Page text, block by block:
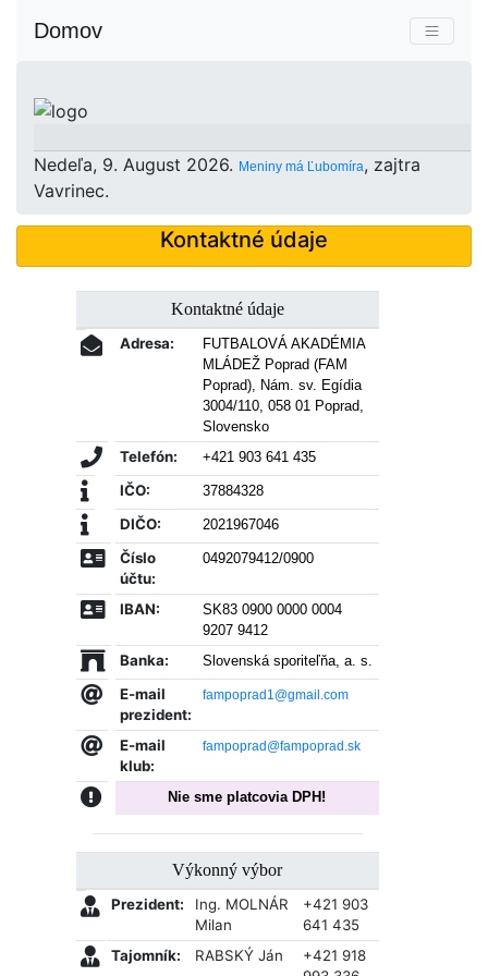
Domov
Nedeľa, 9. August 2026. Meniny má Ľubomíra, zajtra
Vavrinec.
Kontaktné údaje
Kontaktné údaje
Adresa:
FUTBALOVÁ AKADÉMIA
MLÁDEŽ Poprad (FAM
Poprad), Nám. sv. Egídia
3004/110, 058 01 Poprad,
Slovensko
Telefón: +421 903 641 435
IČO: 37884328
DIČO: 2021967046
Číslo
účtu:
0492079412/0900
IBAN:
SK83 0900 0000 0004
9207 9412
Banka: Slovenská sporiteľňa, a. s.
E-mail
prezident:
fampoprad1@gmail.com
E-mail
klub:
fampoprad@fampoprad.sk
Nie sme platcovia DPH!
Výkonný výbor
Prezident:
Ing. MOLNÁR
Milan
+421 903
641 435
Tajomník:
RABSKÝ Ján
+421 918